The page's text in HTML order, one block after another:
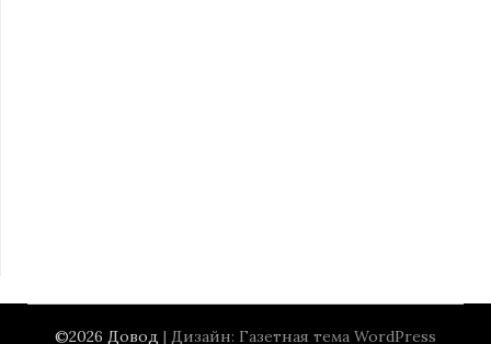
©2026 Довод | Дизайн: Газетная тема WordPress